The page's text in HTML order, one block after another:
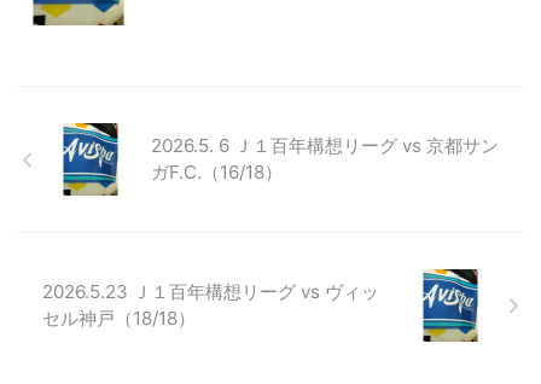
2026.5. 6 Ｊ１百年構想リーグ vs 京都サン
ガF.C.（16/18）
2026.5.23 Ｊ１百年構想リーグ vs ヴィッ
セル神戸（18/18）